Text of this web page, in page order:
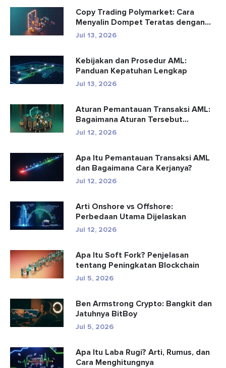
Copy Trading Polymarket: Cara
Menyalin Dompet Teratas dengan
Aman
Jul 13, 2026
Kebijakan dan Prosedur AML:
Panduan Kepatuhan Lengkap
Jul 13, 2026
Aturan Pemantauan Transaksi AML:
Bagaimana Aturan Tersebut
Mendete...
Jul 12, 2026
Apa Itu Pemantauan Transaksi AML
dan Bagaimana Cara Kerjanya?
Jul 12, 2026
Arti Onshore vs Offshore:
Perbedaan Utama Dijelaskan
Jul 12, 2026
Apa Itu Soft Fork? Penjelasan
tentang Peningkatan Blockchain
Jul 5, 2026
Ben Armstrong Crypto: Bangkit dan
Jatuhnya BitBoy
Jul 5, 2026
Apa Itu Laba Rugi? Arti, Rumus, dan
Cara Menghitungnya